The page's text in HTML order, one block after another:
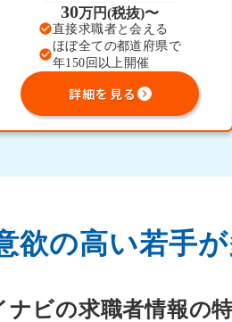
30万円(税抜)〜
check_circle直接求職者と会える
check_circle
ほぼ全ての都道府県で
年150回以上開催
詳細を見るkeyboard_arrow_right
欲の高い若手
ナビの求職者情報の